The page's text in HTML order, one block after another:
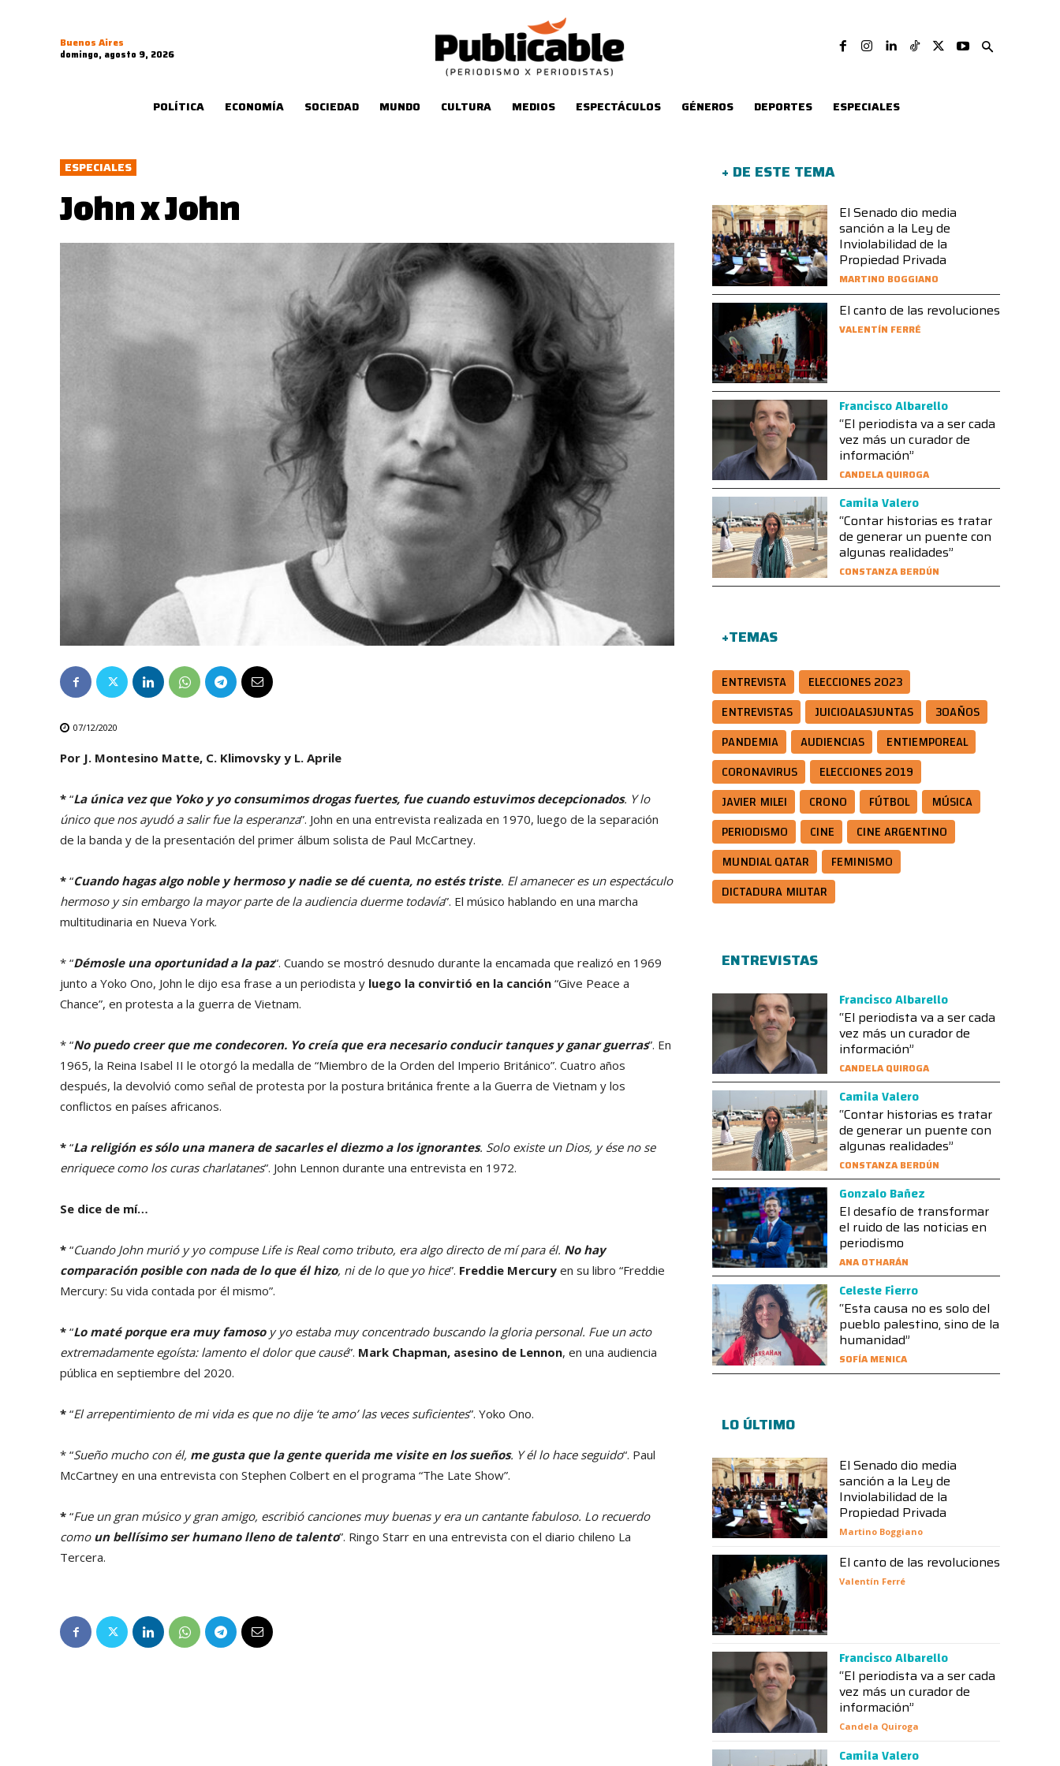
Buenos Aires
domingo, agosto 9, 2026
POLÍTICA ECONOMÍA SOCIEDAD MUNDO CULTURA MEDIOS ESPECTÁCULOS GÉNEROS DEPORTES ESPECIALES
ESPECIALES
John x John
07/12/2020
Por J. Montesino Matte, C. Klimovsky y L. Aprile
* “La única vez que Yoko y yo consumimos drogas fuertes, fue cuando estuvimos decepcionados. Y lo
único que nos ayudó a salir fue la esperanza”. John en una entrevista realizada en 1970, luego de la separación
de la banda y de la presentación del primer álbum solista de Paul McCartney.
* “Cuando hagas algo noble y hermoso y nadie se dé cuenta, no estés triste. El amanecer es un espectáculo
hermoso y sin embargo la mayor parte de la audiencia duerme todavía”. El músico hablando en una marcha
multitudinaria en Nueva York.
* “Démosle una oportunidad a la paz“. Cuando se mostró desnudo durante la encamada que realizó en 1969
junto a Yoko Ono, John le dijo esa frase a un periodista y luego la convirtió en la canción “Give Peace a
Chance”, en protesta a la guerra de Vietnam.
* “No puedo creer que me condecoren. Yo creía que era necesario conducir tanques y ganar guerras”. En
1965, la Reina Isabel II le otorgó la medalla de “Miembro de la Orden del Imperio Británico”. Cuatro años
después, la devolvió como señal de protesta por la postura británica frente a la Guerra de Vietnam y los
conflictos en países africanos.
* “La religión es sólo una manera de sacarles el diezmo a los ignorantes. Solo existe un Dios, y ése no se
enriquece como los curas charlatanes”. John Lennon durante una entrevista en 1972.
Se dice de mí…
* “Cuando John murió y yo compuse Life is Real como tributo, era algo directo de mí para él. No hay
comparación posible con nada de lo que él hizo, ni de lo que yo hice”. Freddie Mercury en su libro “Freddie
Mercury: Su vida contada por él mismo”.
* “Lo maté porque era muy famosoy yo estaba muy concentrado buscando la gloria personal. Fue un acto
extremadamente egoísta: lamento el dolor que causé”. Mark Chapman, asesino de Lennon, en una audiencia
pública en septiembre del 2020.
* “El arrepentimiento de mi vida es que no dije ‘te amo’ las veces suficientes”. Yoko Ono.
* “Sueño mucho con él, me gusta que la gente querida me visite en los sueños. Y él lo hace seguido“. Paul
McCartney en una entrevista con Stephen Colbert en el programa “The Late Show”.
* “Fue un gran músico y gran amigo, escribió canciones muy buenas y era un cantante fabuloso. Lo recuerdo
como un bellísimo ser humano lleno de talento”. Ringo Starr en una entrevista con el diario chileno La
Tercera.
+ DE ESTE TEMA
El Senado dio media
sanción a la Ley de
Inviolabilidad de la
Propiedad Privada
MARTINO BOGGIANO
El canto de las revoluciones
VALENTÍN FERRÉ
Francisco Albarello
“El periodista va a ser cada
vez más un curador de
información”
CANDELA QUIROGA
Camila Valero
“Contar historias es tratar
de generar un puente con
algunas realidades”
CONSTANZA BERDÚN
+TEMAS
ENTREVISTA
ELECCIONES 2023
ENTREVISTAS
JUICIOALASJUNTAS
30AÑOS
PANDEMIA
AUDIENCIAS
ENTIEMPOREAL
CORONAVIRUS
ELECCIONES 2019
JAVIER MILEI
CRONO FÚTBOL
MÚSICA
PERIODISMO
CINE
CINE ARGENTINO
MUNDIAL QATAR
FEMINISMO
DICTADURA MILITAR
ENTREVISTAS
Francisco Albarello
“El periodista va a ser cada
vez más un curador de
información”
CANDELA QUIROGA
Camila Valero
“Contar historias es tratar
de generar un puente con
algunas realidades”
CONSTANZA BERDÚN
Gonzalo Bañez
El desafío de transformar
el ruido de las noticias en
periodismo
ANA OTHARÁN
Celeste Fierro
“Esta causa no es solo del
pueblo palestino, sino de la
humanidad”
SOFÍA MENICA
LO ÚLTIMO
El Senado dio media
sanción a la Ley de
Inviolabilidad de la
Propiedad Privada
Martino Boggiano
El canto de las revoluciones
Valentín Ferré
Francisco Albarello
“El periodista va a ser cada
vez más un curador de
información”
Candela Quiroga
Camila Valero